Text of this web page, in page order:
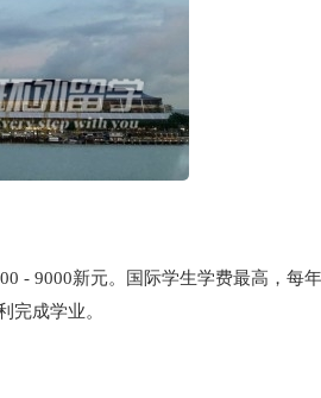
- 9000新元。国际学生学费最高，每
完成学业。